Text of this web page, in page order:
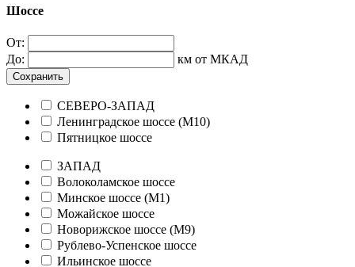
Шоссе
От:
До:
км от МКАД
Сохранить
СЕВЕРО-ЗАПАД
Ленинградское шоссе (М10)
Пятницкое шоссе
ЗАПАД
Волоколамское шоссе
Минское шоссе (М1)
Можайское шоссе
Новорижское шоссе (М9)
Рублево-Успенское шоссе
Ильинское шоссе